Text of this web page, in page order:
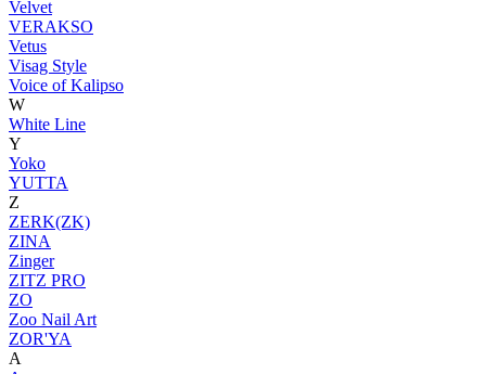
Velvet
VERAKSO
Vetus
Visag Style
Voice of Kalipso
W
White Line
Y
Yoko
YUTTA
Z
ZERK(ZK)
ZINA
Zinger
ZITZ PRO
ZO
Zoo Nail Art
ZOR'YA
А